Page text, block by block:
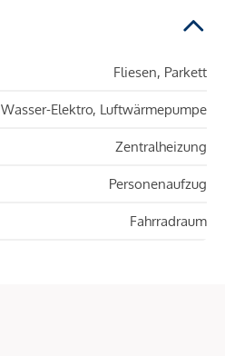
Fliesen, Parkett
Wasser-Elektro, Luftwärmepumpe
Zentralheizung
Personenaufzug
Fahrradraum